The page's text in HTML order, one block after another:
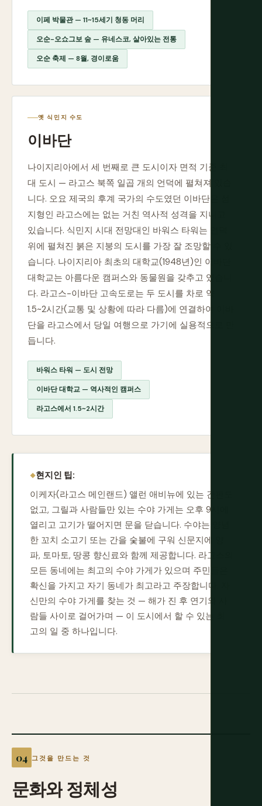
이페 박물관 — 11~15세기 청동 머리
오순-오쇼그보 숲 — 유네스코, 살아있는 전통
오순 축제 — 8월, 경이로움
옛 식민지 수도
이바단
나이지리아에서 세 번째로 큰 도시이자 면적 기준 최
대 도시 — 라고스 북쪽 일곱 개의 언덕에 펼쳐져 있습
니다. 오요 제국의 후계 국가의 수도였던 이바단은 섬
지형인 라고스에는 없는 거친 역사적 성격을 지니고
있습니다. 식민지 시대 전망대인 바워스 타워는 언덕
위에 펼쳐진 붉은 지붕의 도시를 가장 잘 조망할 수 있
습니다. 나이지리아 최초의 대학교(1948년)인 이바단
대학교는 아름다운 캠퍼스와 동물원을 갖추고 있습니
다. 라고스-이바단 고속도로는 두 도시를 차로 약
1.5~2시간(교통 및 상황에 따라 다름)에 연결하여 이바
단을 라고스에서 당일 여행으로 가기에 실용적으로 만
듭니다.
바워스 타워 — 도시 전망
이바단 대학교 — 역사적인 캠퍼스
라고스에서 1.5~2시간
현지인 팁:
이케자(라고스 메인랜드) 앨런 애비뉴에 있는 간판도
없고, 그릴과 사람들만 있는 수야 가게는 오후 9시에
열리고 고기가 떨어지면 문을 닫습니다. 수야는 양념
한 꼬치 소고기 또는 간을 숯불에 구워 신문지에 양
파, 토마토, 땅콩 향신료와 함께 제공합니다. 라고스의
모든 동네에는 최고의 수야 가게가 있으며 주민들은
확신을 가지고 자기 동네가 최고라고 주장합니다. 자
신만의 수야 가게를 찾는 것 — 해가 진 후 연기와 사
람들 사이로 걸어가며 — 이 도시에서 할 수 있는 최
고의 일 중 하나입니다.
그것을 만드는 것
문화와정체성